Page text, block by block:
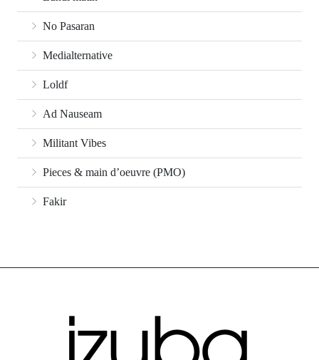
No Pasaran
Medialternative
Loldf
Ad Nauseam
Militant Vibes
Pieces & main d’oeuvre (PMO)
Fakir